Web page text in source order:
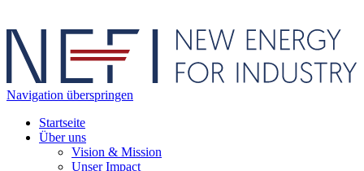
Navigation überspringen
Startseite
Über uns
Vision & Mission
Unser Impact